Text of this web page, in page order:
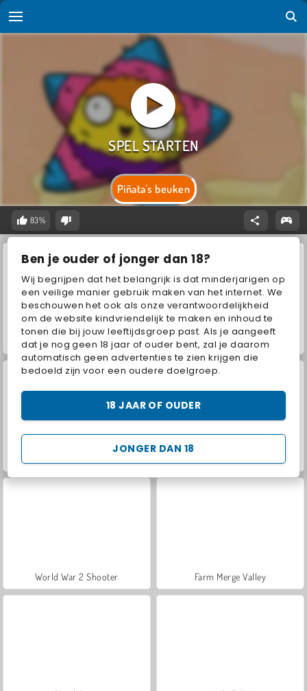
Ben je ouder of jonger dan 18?
Wij begrijpen dat het belangrijk is dat minderjarigen op
een veilige manier gebruik maken van het internet. We
beschouwen het ook als onze verantwoordelijkheid
om de website kindvriendelijk te maken en inhoud te
tonen die bij jouw leeftijdsgroep past. Als je aangeeft
dat je nog geen 18 jaar of ouder bent, zal je daarom
automatisch geen advertenties te zien krijgen die
bedoeld zijn voor een oudere doelgroep.
JONGER DAN 18
18 JAAR OF OUDER
Piñata's beuken
83%
VegaMix Da Vinci Puzzles Hidden Object: Street of Secrets
ASMR Makeover & Makeup Studio
World War 2 Shooter Farm Merge Valley